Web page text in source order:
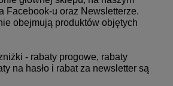
Facebook-u oraz Newsletterze.
obejmują produktów objętych
- rabaty progowe, rabaty
na hasło i rabat za newsletter są